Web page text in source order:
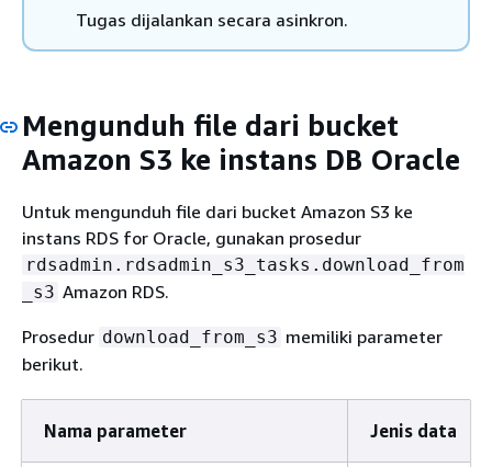
Tugas dijalankan secara asinkron.
Mengunduh file dari bucket
Amazon S3 ke instans DB Oracle
Untuk mengunduh file dari bucket Amazon S3 ke
instans RDS for Oracle, gunakan prosedur
rdsadmin.rdsadmin_s3_tasks.download_from
_s3 Amazon RDS.
Prosedur download_from_s3 memiliki parameter
berikut.
Nama parameter Jenis data